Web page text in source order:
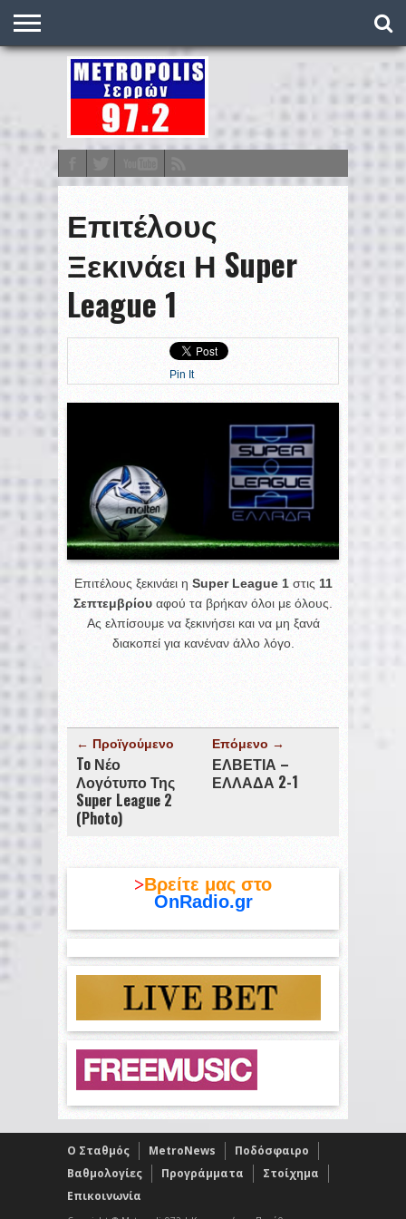
ΣΤΑΘΜΌΣ
METRONEWS
ΠΟΔΌΣΦΑΙΡΟ
ΒΑΘΜΟΛΟΓΊΕΣ
ΠΡΟΓΡΆΜΜΑΤΑ
ΣΤΟΊΧΗΜΑ
ΕΠΙΚΟΙΝΩΝΊΑ
Επιτέλους
Ξεκινάει Η Super
League 1
Pin It
Επιτέλους ξεκινάει η Super League 1στις 11
Σεπτεμβρίου αφού τα βρήκαν όλοι με όλους.
Ας ελπίσουμε να ξεκινήσει και να μη ξανά
διακοπεί για κανέναν άλλο λόγο.
← Προϊγούμενο
To Νέο
Λογότυπο Της
Super League 2
(Photo)
Επόμενο →
ΕΛΒΕΤΙΑ –
ΕΛΛΑΔΑ 2-1
>Βρείτε μας στο
OnRadio.gr
O Σταθμός MetroNews
Ποδόσφαιρο
Βαθμολογίες
Προγράμματα
Στοίχημα
Επικοινωνία